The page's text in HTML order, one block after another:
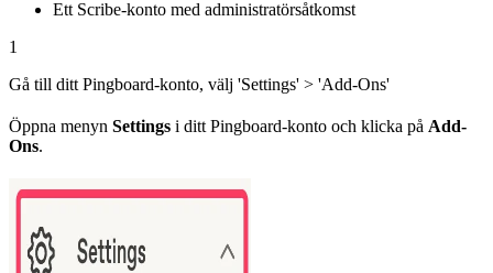
Ett Scribe-konto med administratörsåtkomst
1
Gå till ditt Pingboard-konto, välj 'Settings' > 'Add-Ons'
Öppna menyn Settings i ditt Pingboard-konto och klicka på Add-
Ons.